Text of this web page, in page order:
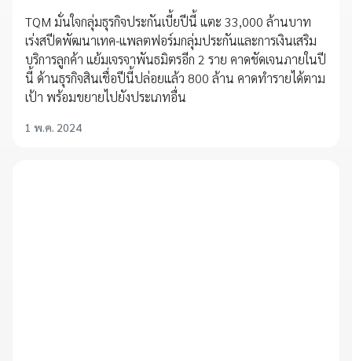
TQM มั่นใจกลุ่มธุรกิจประกันเบี้ยปีนี้ แตะ 33,000 ล้านบาท
เร่งสปีดพัฒนาเทค-แพลตฟอร์มกลุ่มประกันและการเงินเสริม
บริการลูกค้า แย้มเจรจาพันธมิตรอีก 2 ราย คาดชัดเจนภายในปี
นี้ ด้านธุรกิจสินเชื่อปีนี้ปล่อยแล้ว 800 ล้าน คาดทำรายได้ตาม
เป้า พร้อมขยายไปยังประเภทอื่น
1 พ.ค. 2024